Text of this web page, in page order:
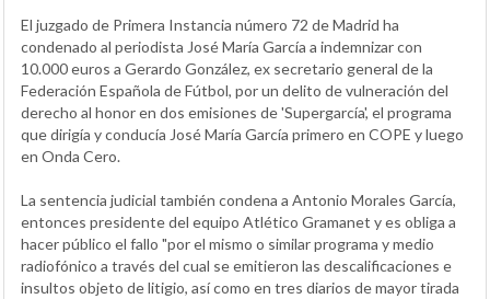
El juzgado de Primera Instancia número 72 de Madrid ha
condenado al periodista José María García a indemnizar con
10.000 euros a Gerardo González, ex secretario general de la
Federación Española de Fútbol, por un delito de vulneración del
derecho al honor en dos emisiones de 'Supergarcía', el programa
que dirigía y conducía José María García primero en COPE y luego
en Onda Cero.
La sentencia judicial también condena a Antonio Morales García,
entonces presidente del equipo Atlético Gramanet y es obliga a
hacer público el fallo "por el mismo o similar programa y medio
radiofónico a través del cual se emitieron las descalificaciones e
insultos objeto de litigio, así como en tres diarios de mayor tirada